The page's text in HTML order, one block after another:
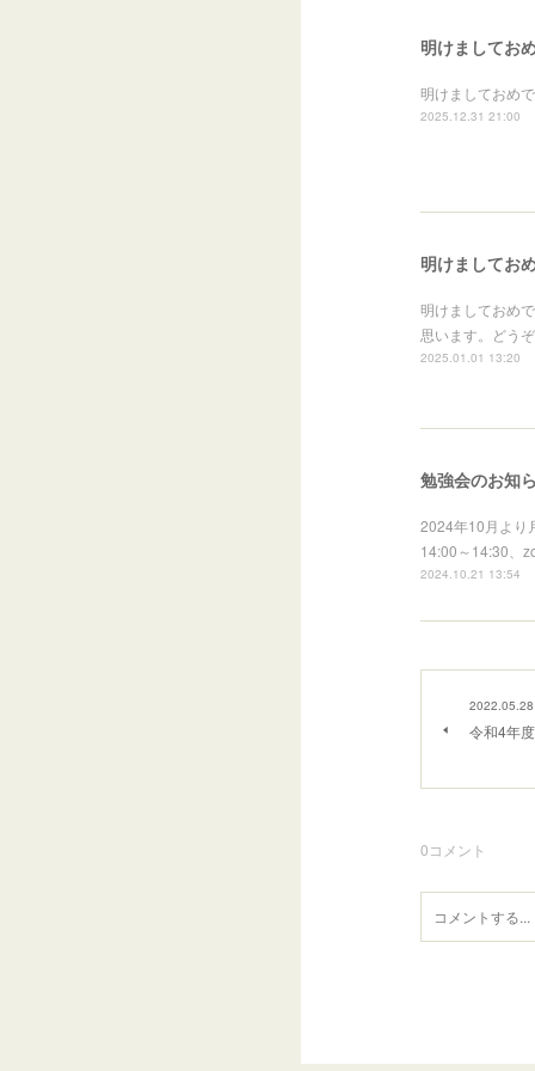
明けましてお
明けましておめ
2025.12.31 21:00
明けましてお
明けましておめ
思います。どう
2025.01.01 13:20
勉強会のお知
2024年10月より
14:00～14:30、
2024.10.21 13:54
令和4年
0コメント